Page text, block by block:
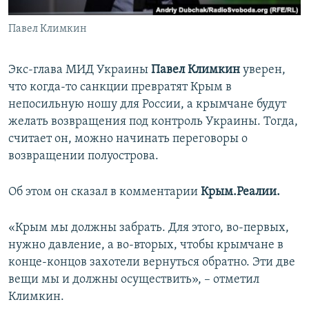
УКРАИНСКАЯ ПРОБЛЕМА КРЫМА
Павел Климкин
Экс-глава МИД Украины Павел Климкин уверен,
что когда-то санкции превратят Крым в
непосильную ношу для России, а крымчане будут
желать возвращения под контроль Украины. Тогда,
считает он, можно начинать переговоры о
возвращении полуострова.
Об этом он сказал в комментарии Крым.Реалии.
«Крым мы должны забрать. Для этого, во-первых,
нужно давление, а во-вторых, чтобы крымчане в
конце-концов захотели вернуться обратно. Эти две
вещи мы и должны осуществить», – отметил
Климкин.